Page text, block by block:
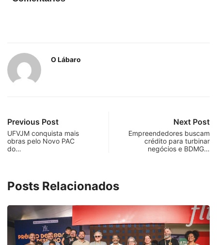
O Lábaro
Previous Post
UFVJM conquista mais
obras pelo Novo PAC
do…
Next Post
Empreendedores buscam
crédito para turbinar
negócios e BDMG…
Posts Relacionados